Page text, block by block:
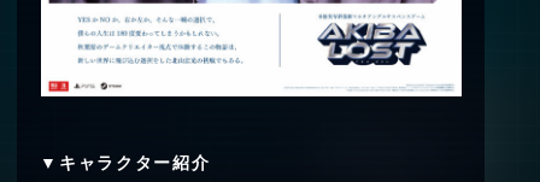
▼キャラクター紹介